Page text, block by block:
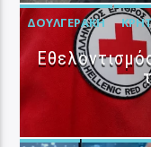
ΔΟΥΛΓΕΡΆΚΗ